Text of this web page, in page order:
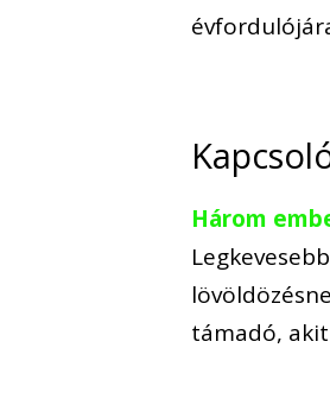
Három
támadó,